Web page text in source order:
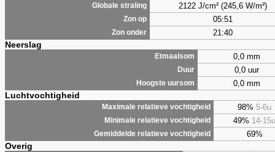
Globale straling 2122 J/cm² (245,6 W/m²)
Zon op 05:51
Zon onder 21:40
Neerslag
Etmaalsom 0,0 mm
Duur 0,0 uur
Hoogste uursom 0,0 mm
Luchtvochtigheid
Maximale relatieve vochtigheid 98% 5-6u
Minimale relatieve vochtigheid 49% 14-15u
Gemiddelde relatieve vochtigheid 69%
Overig